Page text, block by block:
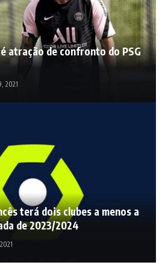
atração de confronto do PSG
2021
terá dois clubes a menos a
de 2023/2024